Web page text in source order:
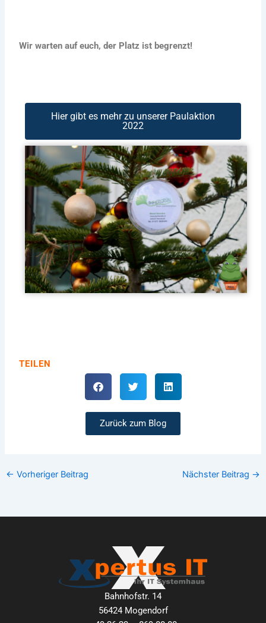
Wir warten auf euch, der Platz ist begrenzt!
Hier gibt es mehr zu unserer Paulaktion
2022
TEILEN
Zurück zum Blog
← Vorheriger Beitrag Nächster Beitrag →
Bahnhofstr. 14
56424 Mogendorf